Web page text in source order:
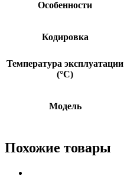
Особенности
Кодировка
Температура эксплуатации
(°C)
Модель
Похожие товары